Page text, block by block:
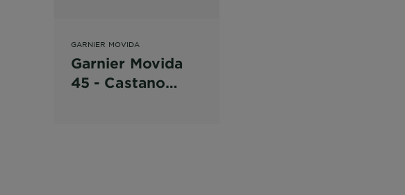
GARNIER MOVIDA
Garnier Movida
45 - Castano